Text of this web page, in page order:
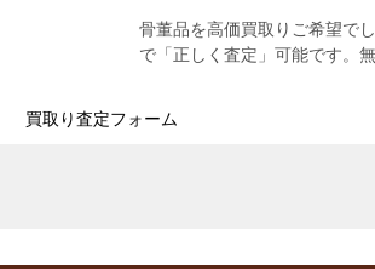
骨董品を高価買取りご希望で
で「正しく査定」可能です。
買取り査定フォーム